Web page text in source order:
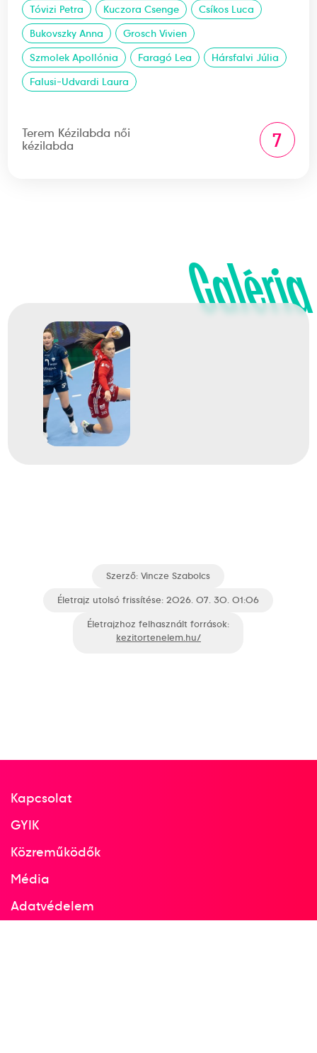
Tóvizi Petra
Kuczora Csenge
Csíkos Luca
Bukovszky Anna
Grosch Vivien
Szmolek Apollónia
Faragó Lea
Hársfalvi Júlia
Falusi-Udvardi Laura
Terem Kézilabda női
kézilabda
7
Galéria
Szerző:Vincze Szabolcs
Életrajz utolsó frissítése: 2026. 07. 30. 01:06
Életrajzhoz felhasznált források:
kezitortenelem.hu/
Kapcsolat
GYIK
Közreműködők
Média
Adatvédelem